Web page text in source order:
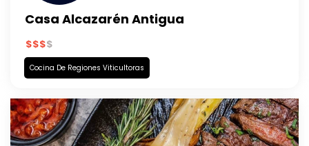
Casa Alcazarén Antigua
Cocina De Regiones Viticultoras